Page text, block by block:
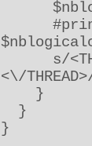
#print
s/
<\/
}
}
}